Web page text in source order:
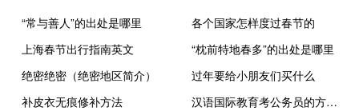
“常与善人”的出处是哪里
各个国家怎样度过春节的
上海春节出行指南英文
“枕前特地春多”的出处是哪里
绝密绝密（绝密地区简介）
过年要给小朋友们买什么
补皮衣无痕修补方法
汉语国际教育考公务员的方向有哪些